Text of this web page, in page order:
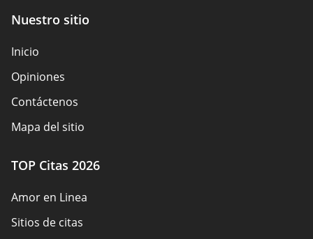
Nuestro sitio
Inicio
Opiniones
Contáctenos
Mapa del sitio
TOP Citas 2026
Amor en Linea
Sitios de citas